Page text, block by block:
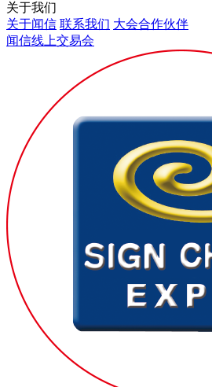
关于我们
关于闻信 联系我们 大会合作伙伴
闻信线上交易会